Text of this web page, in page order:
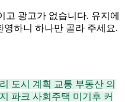
고 광고가 없습니다. 유지에
영하니 하나만 골라 주세요.
도시 계획 교통 부동산 의
파크 사회주택 미기후 커